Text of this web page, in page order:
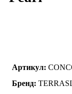
Артикул:
Бренд: